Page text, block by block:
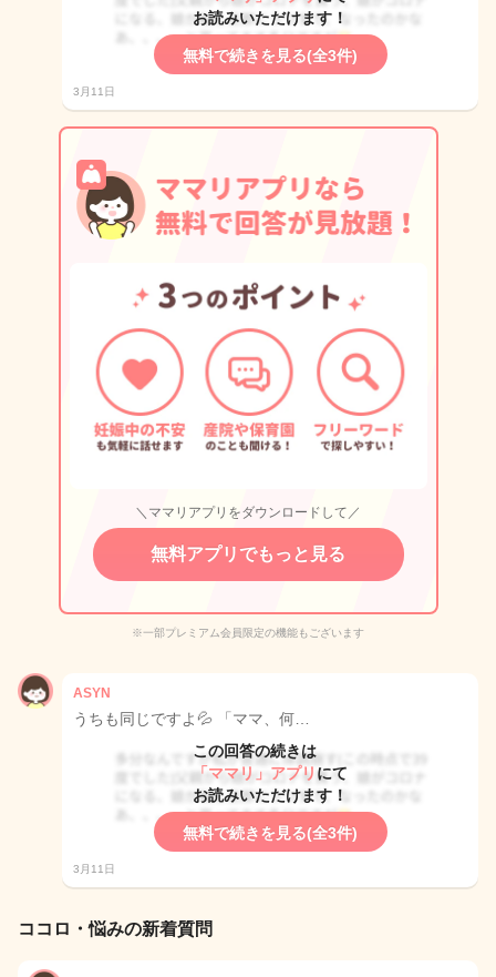
お読みいただけます！
無料で続きを見る(全3件)
3月11日
＼ママリアプリをダウンロードして／
無料アプリでもっと見る
※一部プレミアム会員限定の機能もございます
ASYN
うちも同じですよ💦 「ママ、何…
この回答の続きは
「ママリ」アプリ にて
お読みいただけます！
無料で続きを見る(全3件)
3月11日
ココロ・悩みの新着質問